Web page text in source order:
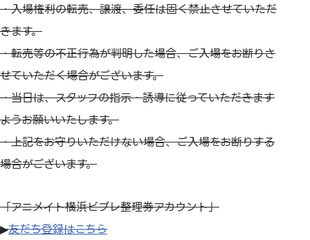
・入場権利の転売、譲渡、委任は固く禁止させていただ
きます。
・転売等の不正行為が判明した場合、ご入場をお断りさ
せていただく場合がございます。
・当日は、スタッフの指示・誘導に従っていただきます
ようお願いいたします。
・上記をお守りいただけない場合、ご入場をお断りする
場合がございます。
「アニメイト横浜ビブレ整理券アカウント」
▶友だち登録はこちら